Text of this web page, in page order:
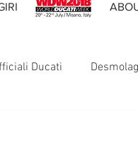
WDW2018
Ducati